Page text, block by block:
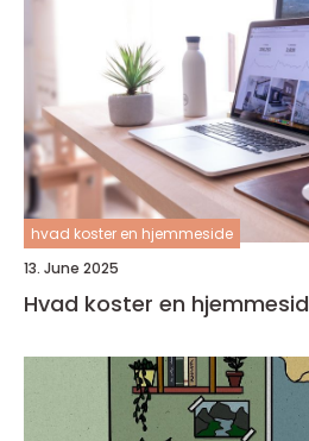
hvad koster en hjemmeside
13. June 2025
Hvad koster en